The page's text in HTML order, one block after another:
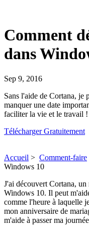
Comment
dans
Sep 9, 2016
Sans l'aide de Cortana, je
manquer une date
faciliter la vie et le travail !
Télécharger Gratuitement
Accueil > Comment-faire
Windows 10
J'ai découvert Cortana,
Windows 10. Il peut
comme l'heure à laquelle
mon anniversaire de
m'aide à passer ma